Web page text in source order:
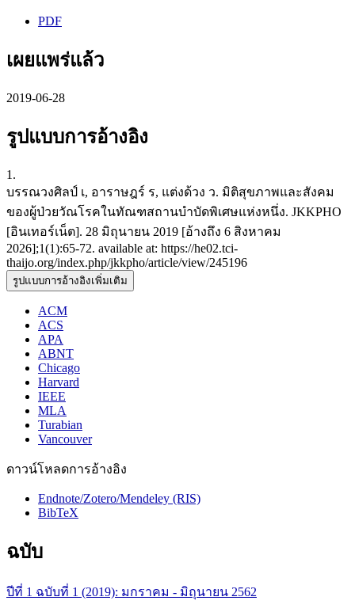
PDF
เผยแพร่แล้ว
2019-06-28
รูปแบบการอ้างอิง
1.
บรรณวงศิลป์ เ, อาราษฎร์ ร, แต่งด้วง ว. มิติสุขภาพและสังคม
ของผู้ป่วยวัณโรคในทัณฑสถานบำบัดพิเศษแห่งหนึ่ง. JKKPHO
[อินเทอร์เน็ต]. 28 มิถุนายน 2019 [อ้างถึง 6 สิงหาคม
2026];1(1):65-72. available at: https://he02.tci-
thaijo.org/index.php/jkkpho/article/view/245196
รูปแบบการอ้างอิงเพิ่มเติม
ACM
ACS
APA
ABNT
Chicago
Harvard
IEEE
MLA
Turabian
Vancouver
ดาวน์โหลดการอ้างอิง
Endnote/Zotero/Mendeley (RIS)
BibTeX
ฉบับ
ปีที่ 1 ฉบับที่ 1 (2019): มกราคม - มิถุนายน 2562